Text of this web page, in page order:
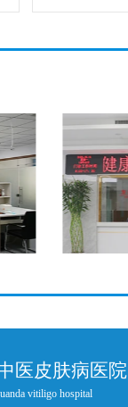
医皮肤病医院
vitiligo hospital